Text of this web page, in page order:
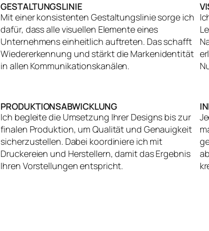
GESTALTUNGSLINIE
Mit einer konsistenten Gestaltungslinie sorge ich
dafür, dass alle visuellen Elemente eines
Unternehmens einheitlich auftreten. Das schafft
Wiedererkennung und stärkt die Markenidentität
in allen Kommunikationskanälen.
PRODUKTIONSABWICKLUNG
Ich begleite die Umsetzung Ihrer Designs bis zur
finalen Produktion, um Qualität und Genauigkeit
sicherzustellen. Dabei koordiniere ich mit
Druckereien und Herstellern, damit das Ergebnis
Ihren Vorstellungen entspricht.